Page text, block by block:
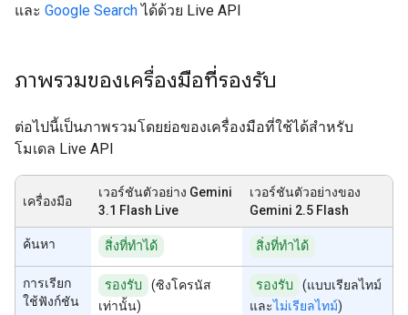
และ Google Searchได้ด้วย Live API
ภาพรวมของเครื่องมือที่รองรับ
ต่อไปนี้เป็นภาพรวมโดยย่อของเครื่องมือที่ใช้ได้สำหรับ
โมเดล Live API
เครื่องมือ
เวอร์ชันตัวอย่าง Gemini
3.1 Flash Live
เวอร์ชันตัวอย่างของ
Gemini 2.5 Flash
ค้นหา สิ่งที่ทำได้ สิ่งที่ทำได้
การเรียก
ใช้ฟังก์ชัน
รองรับ
(ซิงโครนัส
เท่านั้น)
รองรับ
(แบบเรียลไทม์
และไม่เรียลไทม์)